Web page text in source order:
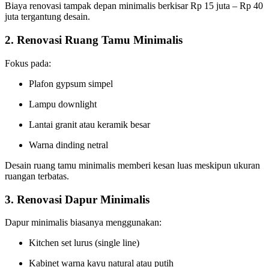
Biaya renovasi tampak depan minimalis berkisar Rp 15 juta – Rp 40
juta tergantung desain.
2. Renovasi Ruang Tamu Minimalis
Fokus pada:
Plafon gypsum simpel
Lampu downlight
Lantai granit atau keramik besar
Warna dinding netral
Desain ruang tamu minimalis memberi kesan luas meskipun ukuran
ruangan terbatas.
3. Renovasi Dapur Minimalis
Dapur minimalis biasanya menggunakan:
Kitchen set lurus (single line)
Kabinet warna kayu natural atau putih